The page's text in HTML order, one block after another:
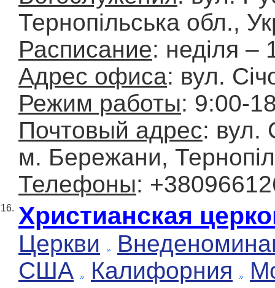
Тернопільська обл.,
Расписание: неділя –
Адрес офиса: вул.
Режим работы: 9:00-
Почтовый адрес: вул.
м. Бережани,
Телефоны:
16. Христианская
Церкви
США
Калифорния